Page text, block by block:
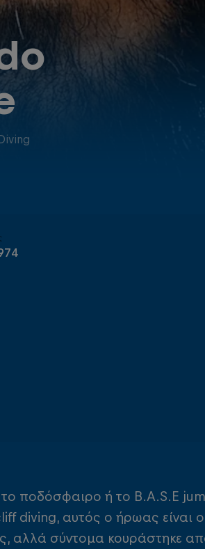
ποδόσφαιρο ή το B.A.S.E
diving, αυτός ο ήρωας είναι
αλλά σύντομα κουράστηκε